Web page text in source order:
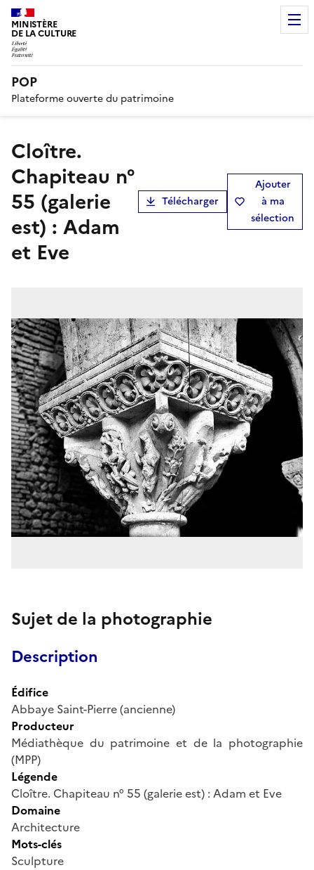
MINISTÈRE
DE LA CULTURE
POP
Plateforme ouverte du patrimoine
Cloître.
Chapiteau n°
55 (galerie
est) : Adam
et Eve
Télécharger
Ajouter
à ma
sélection
Sujet de la photographie
Description
Édifice
Abbaye Saint-Pierre (ancienne)
Producteur
Médiathèque du patrimoine et de la photographie
(MPP)
Légende
Cloître. Chapiteau n° 55 (galerie est) : Adam et Eve
Domaine
Architecture
Mots-clés
Sculpture